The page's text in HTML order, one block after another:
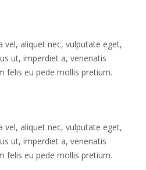
vel, aliquet nec, vulputate eget,
ut, imperdiet a, venenatis
felis eu pede mollis pretium.
vel, aliquet nec, vulputate eget,
ut, imperdiet a, venenatis
felis eu pede mollis pretium.